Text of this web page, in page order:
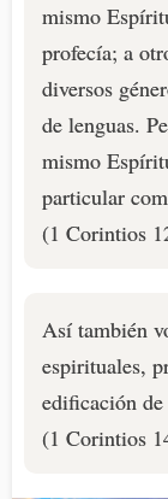
mismo
profecía; a
diversos
de lenguas.
mismo
particular
(1 Corintios
Así también
espirituales,
edificación
(1 Corintios